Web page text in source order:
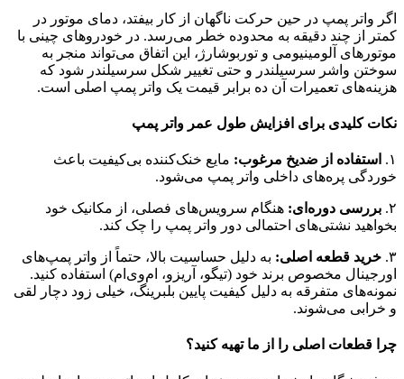
اگر واتر پمپ در حین حرکت ناگهان از کار بیفتد، دمای موتور در
کمتر از چند دقیقه به محدوده خطر می‌رسد. در خودروهای چینی با
موتورهای آلومینیومی و توربوشارژ، این اتفاق می‌تواند منجر به
سوختن واشر سرسیلندر و حتی تغییر شکل سرسیلندر شود که
هزینه‌های تعمیرات آن ده برابر قیمت یک واتر پمپ اصلی است.
نکات کلیدی برای افزایش طول عمر واتر پمپ
۱. استفاده از ضدیخ مرغوب: مایع خنک‌کننده بی‌کیفیت باعث
خوردگی پره‌های داخلی واتر پمپ می‌شود.
۲. بررسی دوره‌ای: هنگام سرویس‌های فصلی، از مکانیک خود
بخواهید نشتی‌های احتمالی دور واتر پمپ را چک کند.
۳. خرید قطعه اصلی: به دلیل حساسیت بالا، حتماً از واتر پمپ‌های
اورجینال مخصوص برند خود (تیگو، آریزو، ام‌وی‌ام) استفاده کنید.
نمونه‌های متفرقه به دلیل کیفیت پایین بلبرینگ، خیلی زود دچار لقی
و خرابی می‌شوند.
چرا قطعات اصلی را از ما تهیه کنید؟